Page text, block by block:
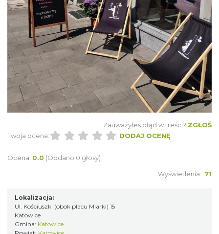
Zauważyłeś błąd w treści? ZGŁOŚ
Twoja ocena:
DODAJ OCENĘ
Ocena: 0.0 (Oddano 0 głosy)
Wyświetlenia: 71
Lokalizacja:
Ul. Kościuszki (obok placu Miarki) 15
Katowice
Gmina: Katowice